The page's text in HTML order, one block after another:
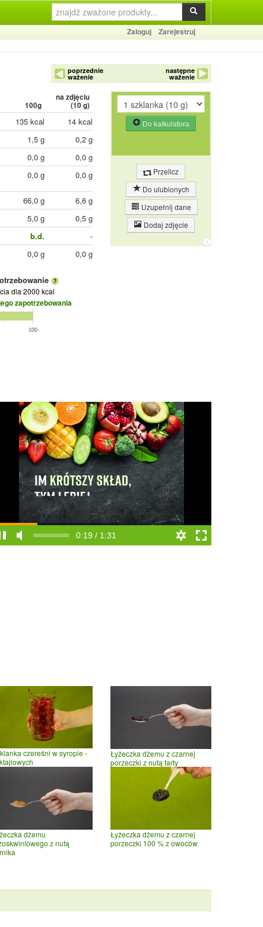
Zaloguj
Zarejestruj
poprzednie
ważenie
następne
ważenie
100g
na zdjęciu
(10 g)
135 kcal
14 kcal
1,5 g
0,2 g
0,0 g 0,0 g
0,0 g 0,0 g
66,0 g 6,6 g
5,0 g
0,5 g
b.d.
-
0,0 g 0,0 g
dla 2000 kcal
zapotrzebowania
100
Do kalkulatora
Przelicz
Do ulubionych
Uzupełnij dane
Dodaj zdjęcie
0:19 / 1:31
czereśni w syropie -
Łyżeczka dżemu z czarnej
porzeczki z nutą tarty
dżemu
z nutą
Łyżeczka dżemu z czarnej
porzeczki 100 % z owoców